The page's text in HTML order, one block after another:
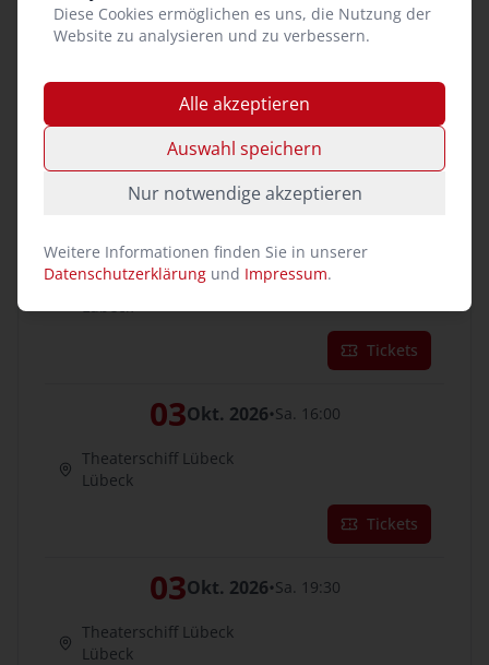
Theaterschiff Lübeck
im Oktober 2026:
02 Okt. 2026 •
Theaterschiff Lübeck
Lübeck
Tickets
03Okt. 2026•Sa. 16:00
Theaterschiff Lübeck
Lübeck
Tickets
03Okt. 2026•Sa. 19:30
Theaterschiff Lübeck
Lübeck
Diese Cookies ermöglichen es uns, die Nutzung der
Website zu analysieren und zu verbessern.
Alle akzeptieren
Auswahl speichern
Nur notwendige akzeptieren
Weitere Informationen finden Sie in unserer
Datenschutzerklärung und Impressum.